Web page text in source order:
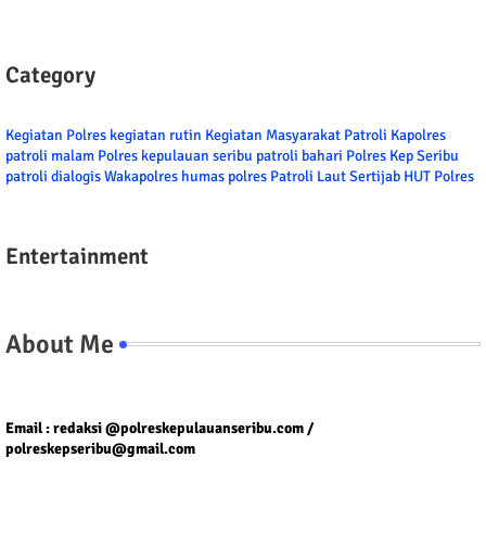
Category
Kegiatan Polres kegiatan rutin Kegiatan Masyarakat Patroli Kapolres
patroli malam Polres kepulauan seribu patroli bahari Polres Kep Seribu
patroli dialogisWakapolres humas polres Patroli LautSertijab HUT Polres
Entertainment
About Me
Email : redaksi @polreskepulauanseribu.com /
polreskepseribu@gmail.com